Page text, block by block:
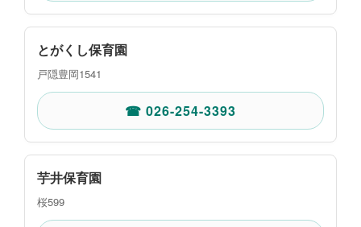
とがくし保育園
戸隠豊岡1541
☎ 026-254-3393
芋井保育園
桜599